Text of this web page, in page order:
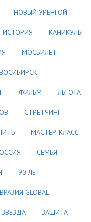
НОВЫЙ УРЕНГОЙ
ИСТОРИЯ КАНИКУЛЫ
МОСБИЛЕТ
ФИЛЬМ ЛЬГОТА
СТРЕТЧИНГ
МАСТЕР-КЛАСС
СЕМЬЯ
90 ЛЕТ
GLOBAL
ЗАЩИТА